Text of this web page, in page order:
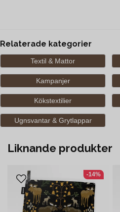
Relaterade kategorier
Textil & Mattor
Kampanjer
Kökstextilier
Ugnsvantar & Grytlappar
Liknande produkter
-14%